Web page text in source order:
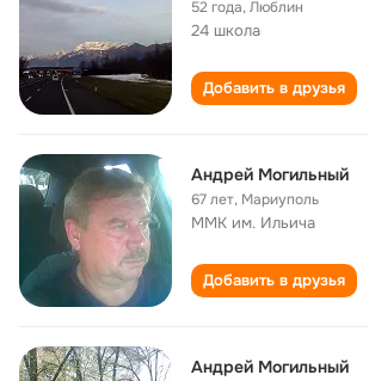
52 года,Люблин
24 школа
Добавить в друзья
Андрей Могильный
67 лет, Мариуполь
ММК им. Ильича
Добавить в друзья
Андрей Могильный